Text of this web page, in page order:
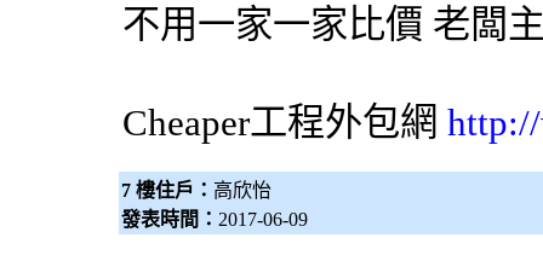
不用一家一家比價 老闆
Cheaper工程外包網
7 樓住戶： 高欣怡
發表時間： 2017-06-09